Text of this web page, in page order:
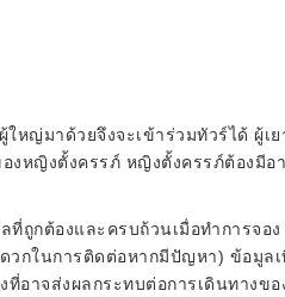
หญ่มาด้วยจึงจะเข้าร่วมทัวร์ได้ ผู้เ
งหญิงตั้งครรภ์ หญิงตั้งครรภ์ต้องมีอ
ถูกต้องและครบถ้วนเมื่อทำการจอ
วกในการติดต่อหากมีปัญหา) ข้อมู
ที่อาจส่งผลกระทบต่อการเดินทาง